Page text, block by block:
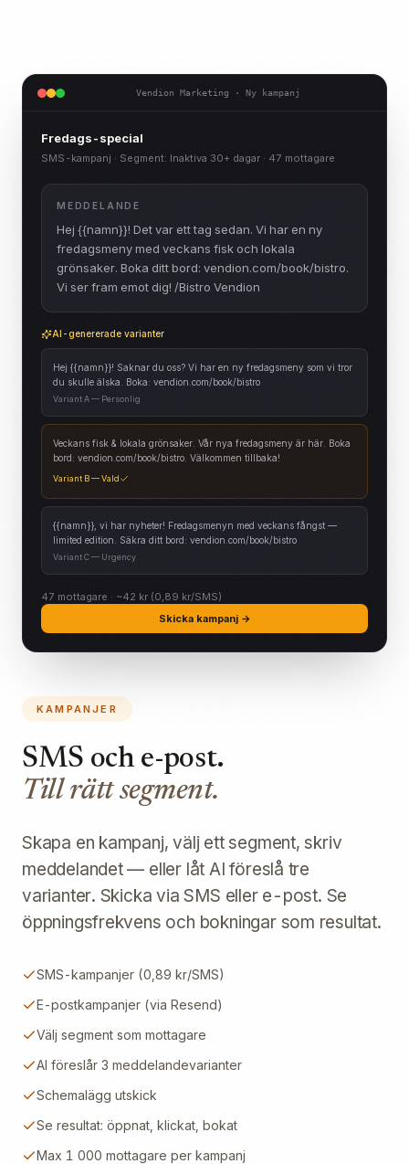
Vendion Marketing · Ny kampanj
Fredags-special
SMS-kampanj · Segment: Inaktiva 30+ dagar · 47 mottagare
MEDDELANDE
Hej {{namn}}! Det var ett tag sedan. Vi har en ny
fredagsmeny med veckans fisk och lokala
grönsaker. Boka ditt bord: vendion.com/book/bistro.
Vi ser fram emot dig! /Bistro Vendion
AI-genererade varianter
Hej {{namn}}! Saknar du oss? Vi har en ny fredagsmeny som vi tror
du skulle älska. Boka: vendion.com/book/bistro
Variant A — Personlig
Veckans fisk & lokala grönsaker. Vår nya fredagsmeny är här. Boka
bord: vendion.com/book/bistro. Välkommen tillbaka!
Variant B — Vald
{{namn}} , vi har nyheter! Fredagsmenyn med veckans fångst —
limited edition. Säkra ditt bord: vendion.com/book/bistro
Variant C — Urgency
47 mottagare · ~42 kr (0,89 kr/SMS)
Skicka kampanj →
KAMPANJER
SMS och e-post.
Till rätt segment.
Skapa en kampanj, välj ett segment, skriv
meddelandet — eller låt AI föreslå tre
varianter. Skicka via SMS eller e-post. Se
öppningsfrekvens och bokningar som resultat.
SMS-kampanjer (0,89 kr/SMS)
E-postkampanjer (via Resend)
Välj segment som mottagare
AI föreslår 3 meddelandevarianter
Schemalägg utskick
Se resultat: öppnat, klickat, bokat
Max 1 000 mottagare per kampanj